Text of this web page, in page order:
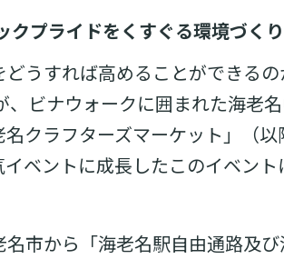
クプライドをくすぐる環境づくり
うすれば高めることができる
、ビナウォークに囲まれた海老
クラフターズマーケット」（
ベントに成長したこのイベン
名市から「海老名駅自由通路及